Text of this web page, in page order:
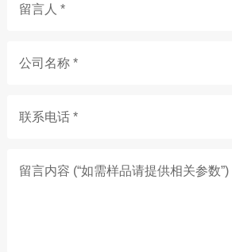
留言人 *
公司名称 *
联系电话 *
留言内容 (“如需样品请提供相关参数”)